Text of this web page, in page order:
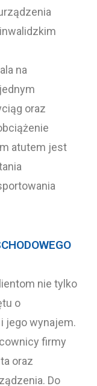
na
oraz
atutem jest
nie tylko
o
jego wynajem.
firmy
oraz
Do